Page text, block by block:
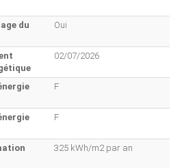
du
Oui
02/07/2026
F
F
325 kWh/m2 par an